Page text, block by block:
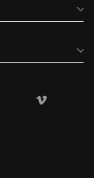
YouTube